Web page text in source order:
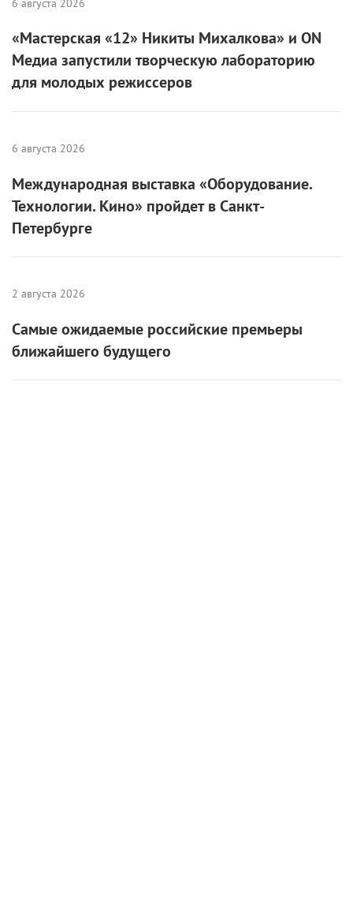
6 августа 2026
«Мастерская «12» Никиты Михалкова» и ON
Медиа запустили творческую лабораторию
для молодых режиссеров
6 августа 2026
Международная выставка «Оборудование.
Технологии. Кино» пройдет в Санкт-
Петербурге
2 августа 2026
Самые ожидаемые российские премьеры
ближайшего будущего